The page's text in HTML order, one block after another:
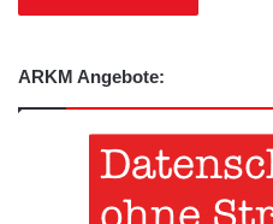
ARKM Angebote: